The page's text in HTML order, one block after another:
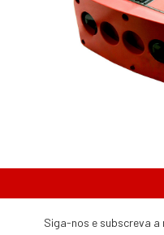
Siga-nos e subscreva